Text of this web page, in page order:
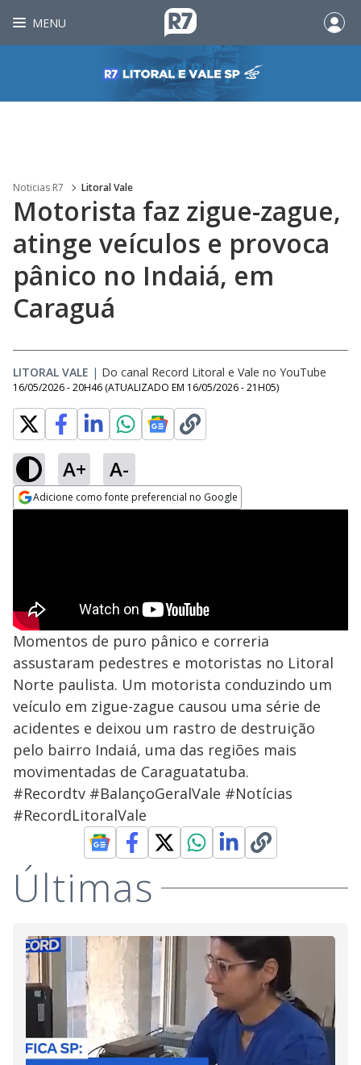
MENU
Noticias R7 Litoral Vale
Motorista faz zigue-zague,
atinge veículos e provoca
pânico no Indaiá, em
Caraguá
LITORAL VALE | Do canal Record Litoral e Vale no YouTube
16/05/2026 - 20H46 (ATUALIZADO EM 16/05/2026 - 21H05)
A+ A-
Adicione como fonte preferencial no Google
Momentos de puro pânico e correria
assustaram pedestres e motoristas no Litoral
Norte paulista. Um motorista conduzindo um
veículo em zigue-zague causou uma série de
acidentes e deixou um rastro de destruição
pelo bairro Indaiá, uma das regiões mais
movimentadas de Caraguatatuba.
#Recordtv #BalançoGeralVale #Notícias
#RecordLitoralVale
Últimas